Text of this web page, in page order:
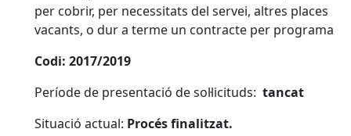
per cobrir, per necessitats del servei, altres places
vacants, o dur a terme un contracte per programa
Codi: 2017/2019
Període de presentació de sol·licituds: tancat
Situació actual: Procés finalitzat.